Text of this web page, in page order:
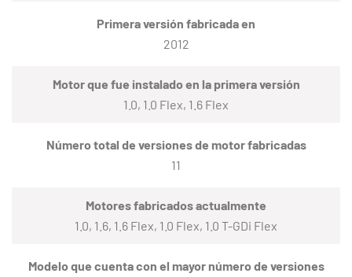
Primera versión fabricada en
2012
Motor que fue instalado en la primera versión
1.0, 1.0 Flex, 1.6 Flex
Número total de versiones de motor fabricadas
11
Motores fabricados actualmente
1.0, 1.6, 1.6 Flex, 1.0 Flex, 1.0 T-GDi Flex
Modelo que cuenta con el mayor número de versiones